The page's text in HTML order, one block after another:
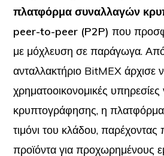
πλατφόρμα συναλλαγών
peer-to-peer (P2P) που
με μόχλευση σε παράγωγα.
ανταλλακτήριο BitMEX άρχισε
χρηματοοικονομικές υπηρεσίες
κρυπτογράφησης, η πλατφόρμα
τιμόνι του κλάδου,
προϊόντα για προχωρημένους